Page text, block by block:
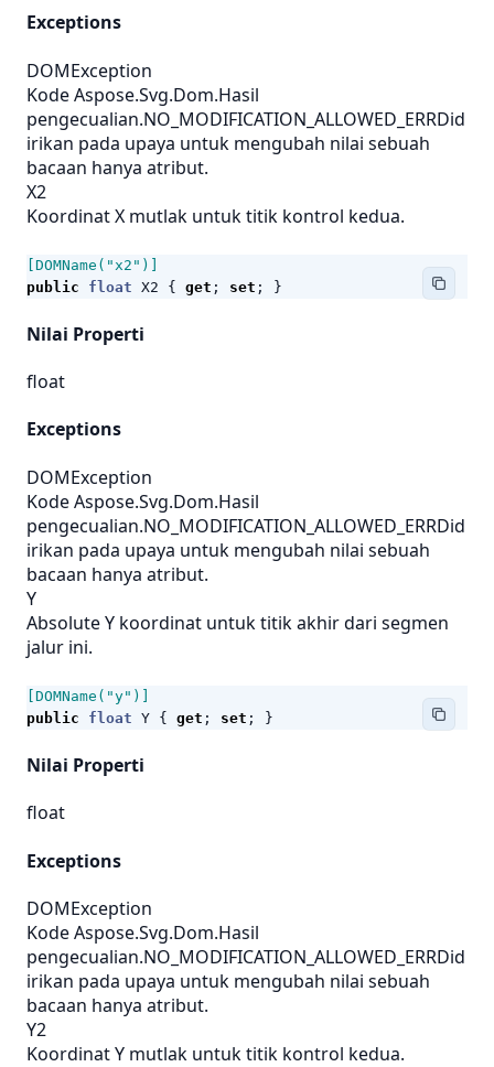
Exceptions
DOMException
Kode Aspose.Svg.Dom.Hasil
pengecualian.NO_MODIFICATION_ALLOWED_ERRDid
irikan pada upaya untuk mengubah nilai sebuah
bacaan hanya atribut.
X2
Koordinat X mutlak untuk titik kontrol kedua.
[DOMName("x2")]
public
float X2 { get ; set ; }
Nilai Properti
float
Exceptions
DOMException
Kode Aspose.Svg.Dom.Hasil
pengecualian.NO_MODIFICATION_ALLOWED_ERRDid
irikan pada upaya untuk mengubah nilai sebuah
bacaan hanya atribut.
Y
Absolute Y koordinat untuk titik akhir dari segmen
jalur ini.
[DOMName("y")]
public
float Y { get ; set ; }
Nilai Properti
float
Exceptions
DOMException
Kode Aspose.Svg.Dom.Hasil
pengecualian.NO_MODIFICATION_ALLOWED_ERRDid
irikan pada upaya untuk mengubah nilai sebuah
bacaan hanya atribut.
Y2
Koordinat Y mutlak untuk titik kontrol kedua.